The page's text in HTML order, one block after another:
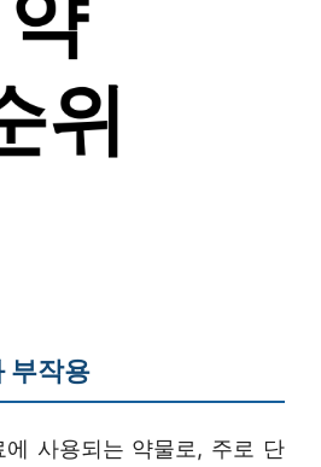
부작용
사용되는 약물로, 주로 단